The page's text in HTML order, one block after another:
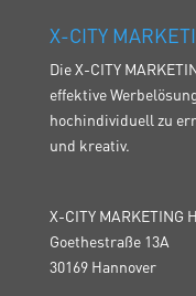
X-CITY
Die X-CITY
effektive
hochindividuell zu
und kreativ.
X-CITY MARKETING
Goethestraße 13A
30169 Hannover